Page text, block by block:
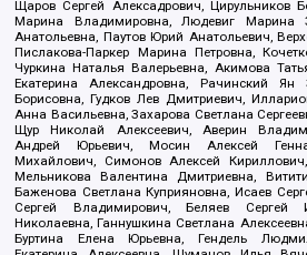
Щаров Сергей Алексадрович, Цирульников
Марина Владимировна, Людевиг Марина
Анатольевна, Паутов Юрий Анатольевич,
Пислакова-Паркер Марина Петровна,
Чуркина Наталья Валерьевна, Акимова
Екатерина Александровна, Рачинский
Борисовна, Гудков Лев Дмитриевич,
Анна Васильевна, Захарова Светлана
Щур Николай Алексеевич, Аверин
Андрей Юрьевич, Мосин Алексей
Михайлович, Симонов Алексей
Мельникова Валентина Дмитриевна,
Баженова Светлана Куприяновна, Исаев
Сергей Владимирович, Беляев Сергей
Николаевна, Ганнушкина Светлана
Буртина Елена Юрьевна, Гендель